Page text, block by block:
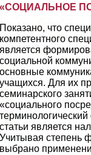
«СОЦИАЛЬНОЕ
Показано, что
компетентного
является
социальной
основные
учащихся. Для их
семинарского
«социального
статьи является
Учитывая степень
выбрано